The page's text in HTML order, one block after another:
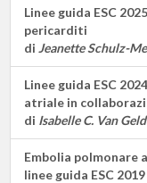
Linee guida ESC
pericarditi
di Jeanette Schulz-
Linee guida ESC
atriale in
di Isabelle C. Van
Embolia polmonare
linee guida ESC